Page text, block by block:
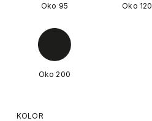
Oko 95 Oko 120
Oko 200
KOLOR